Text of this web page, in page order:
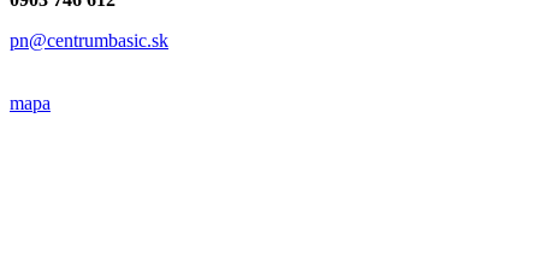
pn@centrumbasic.sk
mapa